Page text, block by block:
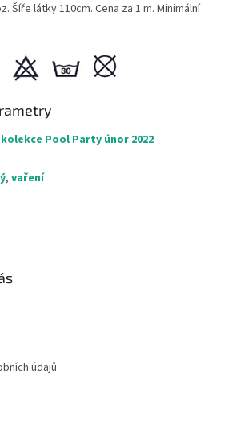
Šíře látky 110cm. Cena za 1 m. Minimální
Pool Party únor 2022
, vaření
údajů